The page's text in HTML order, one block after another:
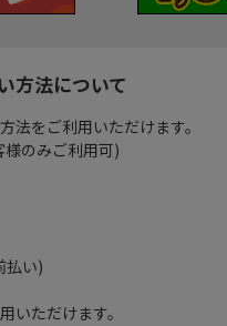
方法について
法をご利用いただけます。
様のみご利用可)
払い)
いただけます。